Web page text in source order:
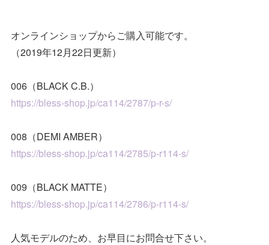
オンラインショップからご購入可能です。
（2019年12月22日更新）
006（BLACK C.B.）
https://bless-shop.jp/ca114/2787/p-r-s/
008（DEMI AMBER）
https://bless-shop.jp/ca114/2785/p-r114-s/
009（BLACK MATTE）
https://bless-shop.jp/ca114/2786/p-r114-s/
人気モデルのため、お早目にお問合せ下さい。